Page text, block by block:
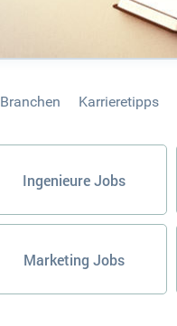
Branchen Karrieretipps
Ingenieure Jobs
Marketing Jobs